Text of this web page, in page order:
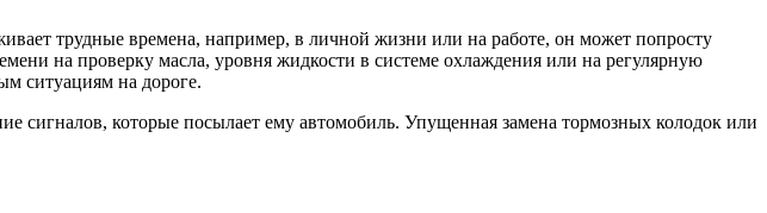
трудные времена, например, в личной жизни или на работе, он может попросту
на проверку масла, уровня жидкости в системе охлаждения или на регулярную
ситуациям на дороге.
сигналов, которые посылает ему автомобиль. Упущенная замена тормозных колодок или